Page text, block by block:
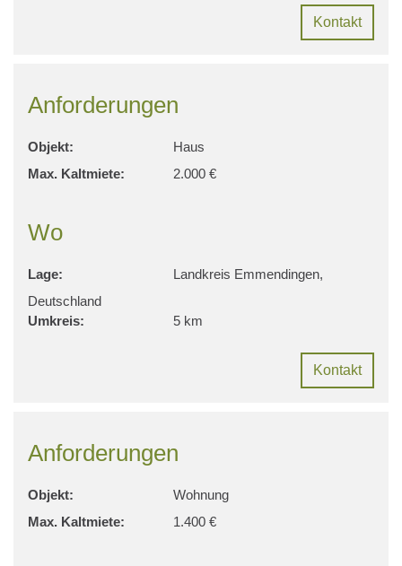
Kontakt
Anforderungen
Objekt:
Haus
Max. Kaltmiete:
2.000 €
Wo
Lage:
Landkreis Emmendingen,
Deutschland
Umkreis:
5 km
Kontakt
Anforderungen
Objekt:
Wohnung
Max. Kaltmiete:
1.400 €